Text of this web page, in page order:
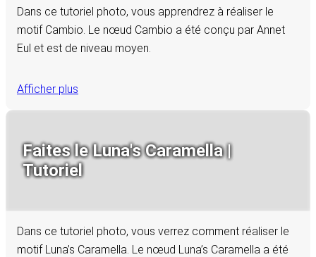
Dans ce tutoriel photo, vous apprendrez à réaliser le
motif Cambio. Le nœud Cambio a été conçu par Annet
Eul et est de niveau moyen.
Afficher plus
Faites le Luna's Caramella |
Tutoriel
Dans ce tutoriel photo, vous verrez comment réaliser le
motif Luna’s Caramella. Le nœud Luna’s Caramella a été